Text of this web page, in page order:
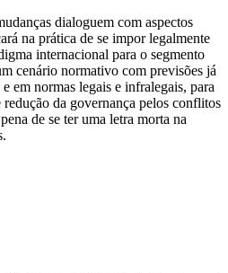
dialoguem com aspectos
na prática de se impor legalmente
internacional para o segmento
cenário normativo com previsões já
em normas legais e infralegais, para
da governança pelos conflitos
de se ter uma letra morta na